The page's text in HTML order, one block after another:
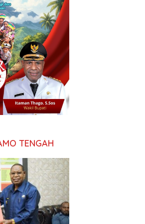
TENGAH